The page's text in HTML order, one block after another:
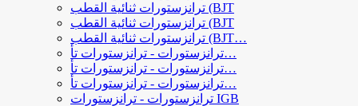
ترانزستورات ثنائية القطب (BJT
ترانزستورات ثنائية القطب (BJT
ترانزستورات ثنائية القطب (BJT…
ترانزستورات - ترانزستورات تأ…
ترانزستورات - ترانزستورات تأ…
ترانزستورات - ترانزستورات تأ…
ترانزستورات - ترانزستورات IGB